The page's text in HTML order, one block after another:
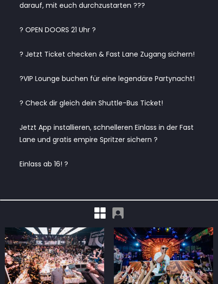
darauf, mit euch durchzustarten ???
? OPEN DOORS 21 Uhr ?
? Jetzt Ticket checken & Fast Lane Zugang sichern!
?VIP Lounge buchen für eine legendäre Partynacht!
? Check dir gleich dein Shuttle-Bus Ticket!
Jetzt App installieren, schnelleren Einlass in der Fast
Lane und gratis empire Spritzer sichern ?
Einlass ab 16! ?